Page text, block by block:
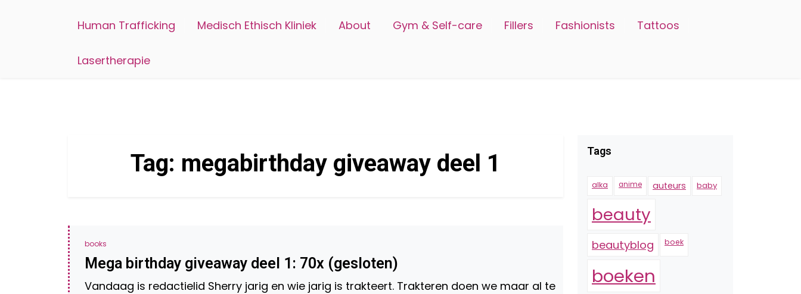
Human Trafficking Medisch Ethisch Kliniek About Gym & Self-care Fillers Fashionists Tattoos
Lasertherapie
Tag: megabirthday giveaway deel 1
books
Mega birthday giveaway deel 1: 70x (gesloten)
Vandaag is redactielid Sherry jarig en wie jarig is trakteert. Trakteren doen we maar al te
Tags
alka anime auteurs baby
beauty
beautyblog boek
boeken